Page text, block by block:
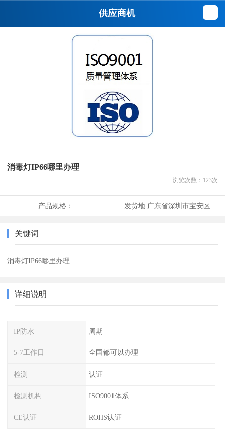
供应商机
消毒灯IP66哪里办理
浏览次数： 123次
产品规格： 发货地:广东省深圳市宝安区
关键词
消毒灯IP66哪里办理
详细说明
IP防水 周期
5-7工作日 全国都可以办理
检测 认证
检测机构 ISO9001体系
CE认证 ROHS认证